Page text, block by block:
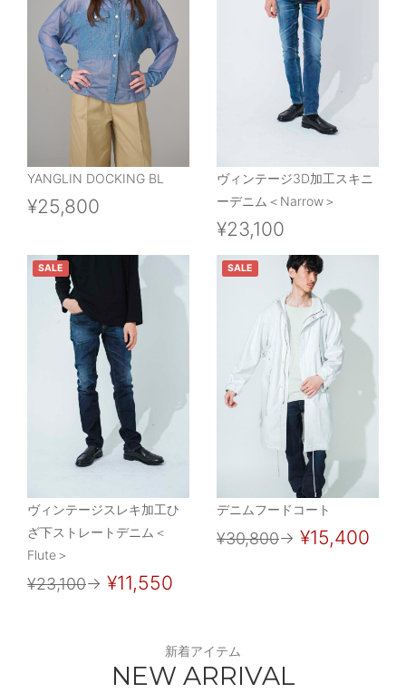
YANGLIN DOCKING BL
¥25,800
ヴィンテージ3D加工スキニ
ーデニム＜Narrow＞
¥23,100
SALE
ヴィンテージスレキ加工ひ
ざ下ストレートデニム＜
Flute＞
¥23,100→ ¥11,550
SALE
デニムフードコート
¥30,800→ ¥15,400
新着アイテム
NEW ARRIVAL